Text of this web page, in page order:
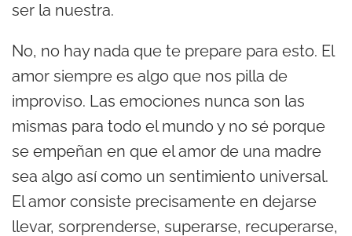
ser la nuestra.
No, no hay nada que te prepare para esto. El
amor siempre es algo que nos pilla de
improviso. Las emociones nunca son las
mismas para todo el mundo y no sé porque
se empeñan en que el amor de una madre
sea algo así como un sentimiento universal.
El amor consiste precisamente en dejarse
llevar, sorprenderse, superarse, recuperarse,